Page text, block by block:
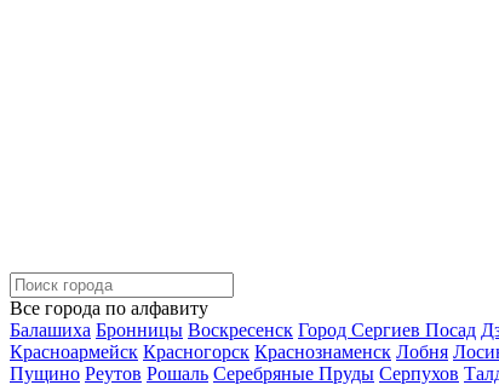
Все города по алфавиту
Балашиха Бронницы Воскресенск Город Сергиев Посад
Красноармейск Красногорск Краснознаменск Лобня
Пущино Реутов Рошаль Серебряные Пруды Серпухов